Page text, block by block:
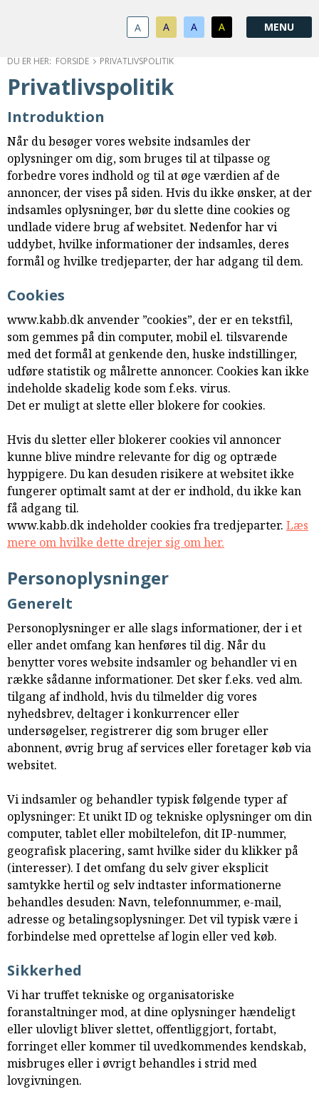
og
gå
til
indhold
forsiden
guide
for
tilgængelighed
1.2:
Bestyrelse
1.3:
Økonomi
1.4:
Årsberetning
1.5:
Privatlivspolitik
1.6:
2.0:
Nyheder
3.0:
Kalender
4.0:
Kristeligt
Lydbibliotek
5.0:
Lydbøger
til
udlån
6.0:
Bibelen
7.1:
Sommerstævne
7.2:
Nordisk
samarbejde
8.0:
Støt
KABB!
9.0:
Links
A A A A
FORSIDE PRIVATLIVSPOLITIK
Privatlivspolitik
Introduktion
Når du besøger vores website indsamles der
oplysninger om dig, som bruges til at tilpasse og
forbedre vores indhold og til at øge værdien af de
annoncer, der vises på siden. Hvis du ikke ønsker, at der
indsamles oplysninger, bør du slette dine cookies og
undlade videre brug af websitet. Nedenfor har vi
uddybet, hvilke informationer der indsamles, deres
formål og hvilke tredjeparter, der har adgang til dem.
Cookies
www.kabb.dk anvender ”cookies”, der er en tekstfil,
som gemmes på din computer, mobil el. tilsvarende
med det formål at genkende den, huske indstillinger,
udføre statistik og målrette annoncer. Cookies kan ikke
indeholde skadelig kode som f.eks. virus.
Det er muligt at slette eller blokere for cookies.
Hvis du sletter eller blokerer cookies vil annoncer
kunne blive mindre relevante for dig og optræde
hyppigere. Du kan desuden risikere at websitet ikke
fungerer optimalt samt at der er indhold, du ikke kan
få adgang til.
www.kabb.dk indeholder cookies fra tredjeparter. Læs
mere om hvilke dette drejer sig om her.
Personoplysninger
Generelt
Personoplysninger er alle slags informationer, der i et
eller andet omfang kan henføres til dig. Når du
benytter vores website indsamler og behandler vi en
række sådanne informationer. Det sker f.eks. ved alm.
tilgang af indhold, hvis du tilmelder dig vores
nyhedsbrev, deltager i konkurrencer eller
undersøgelser, registrerer dig som bruger eller
abonnent, øvrig brug af services eller foretager køb via
websitet.
Vi indsamler og behandler typisk følgende typer af
oplysninger: Et unikt ID og tekniske oplysninger om din
computer, tablet eller mobiltelefon, dit IP-nummer,
geografisk placering, samt hvilke sider du klikker på
(interesser). I det omfang du selv giver eksplicit
samtykke hertil og selv indtaster informationerne
behandles desuden: Navn, telefonnummer, e-mail,
adresse og betalingsoplysninger. Det vil typisk være i
forbindelse med oprettelse af login eller ved køb.
Sikkerhed
Vi har truffet tekniske og organisatoriske
foranstaltninger mod, at dine oplysninger hændeligt
eller ulovligt bliver slettet, offentliggjort, fortabt,
forringet eller kommer til uvedkommendes kendskab,
misbruges eller i øvrigt behandles i strid med
lovgivningen.